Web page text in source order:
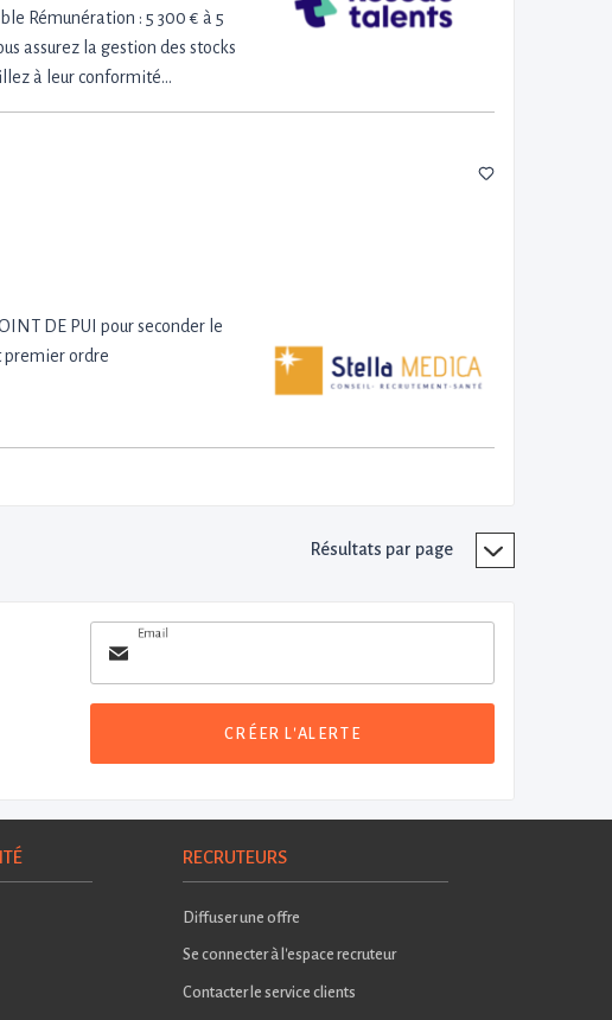
Rémunération : 5 300 € à 5
assurez la gestion des stocks
à leur conformité…
DE PUI pour seconder le
premier ordre
Résultats par page
Email
CRÉER L'ALERTE
RECRUTEURS
Diffuser une offre
Se connecter à l'espace recruteur
Contacter le service clients